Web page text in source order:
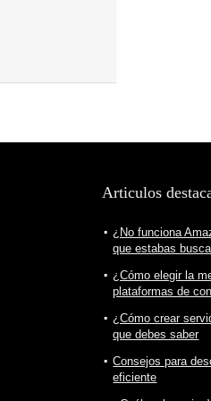
Articulos
¿No funciona
que estabas
¿Cómo elegir la
plataformas de
¿Cómo crear
que debes saber
Consejos para
eficiente